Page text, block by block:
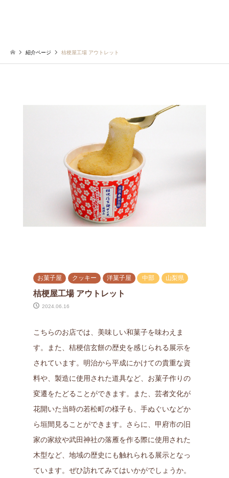
紹介ページ 桔梗屋工場 アウトレット
お菓子屋 クッキー 洋菓子屋 中部 山梨県
桔梗屋工場 アウトレット
2024.06.16
こちらのお店では、美味しい和菓子を味わえま
す。また、桔梗信玄餅の歴史を感じられる展示を
されています。明治から平成にかけての貴重な資
料や、製造に使用された道具など、お菓子作りの
変遷をたどることができます。また、芸者文化が
花開いた当時の若松町の様子も、手ぬぐいなどか
ら垣間見ることができます。さらに、甲府市の旧
家の家紋や武田神社の落雁を作る際に使用された
木型など、地域の歴史にも触れられる展示となっ
ています。ぜひ訪れてみてはいかがでしょうか。